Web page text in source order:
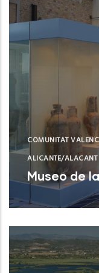
COMUNITAT
ALICANTE/ALACANT
Museo de
Museo de la